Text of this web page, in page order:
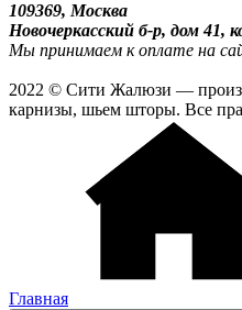
109369, Москва
Новочеркасский б-р, дом 41,
Мы принимаем к оплате на
2022 © Сити Жалюзи —
карнизы, шьем шторы. Все
Главная